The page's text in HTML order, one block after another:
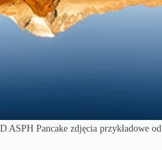
ASPH Pancake zdjęcia przykładowe